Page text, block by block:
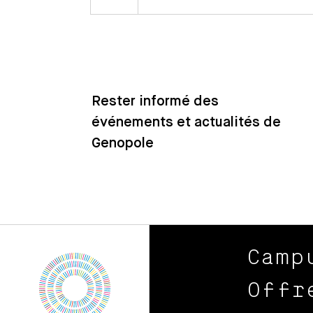
Rester informé des
événements et actualités de
Genopole